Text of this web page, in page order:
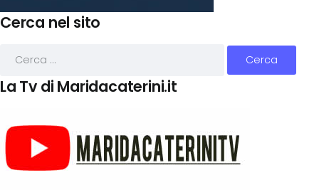
Cerca nel sito
La Tv di Maridacaterini.it